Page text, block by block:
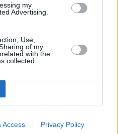
my
Advertising.
Use,
of my
with the
collected.
Access Privacy Policy